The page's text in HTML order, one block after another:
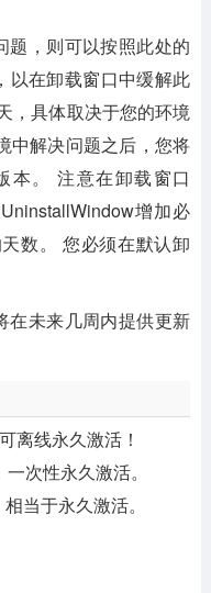
，则可以按照此处的
以在卸载窗口中缓解此
，具体取决于您的环境
中解决问题之后，您将
本。 注意在卸载窗口
增加必
数。 您必须在默认卸
未来几周内提供更新
离线永久激活！
次性永久激活。
当于永久激活。